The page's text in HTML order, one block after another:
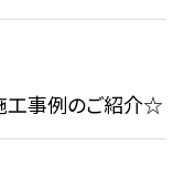
事例のご紹介☆